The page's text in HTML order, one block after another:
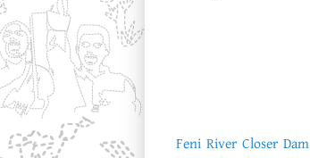
Feni River Closer Dam